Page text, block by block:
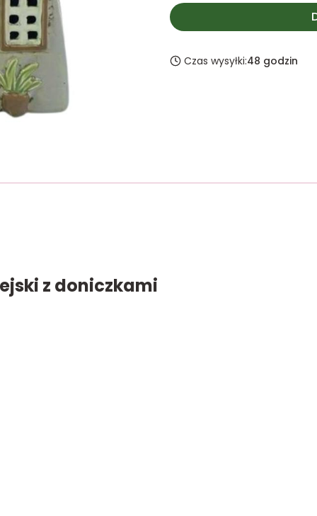
Czas wysyłki:48 godzin
z doniczkami